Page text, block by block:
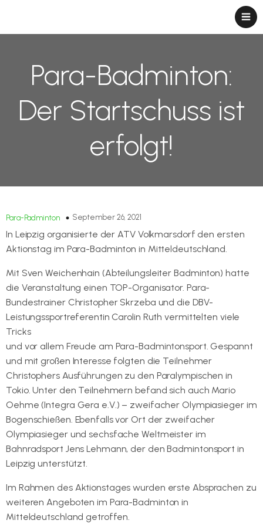
Para-Badminton:
Der Startschuss ist
erfolgt!
Para-Padminton September 26, 2021
In Leipzig organisierte der ATV Volkmarsdorf den ersten
Aktionstag im Para-Badminton in Mitteldeutschland.
Mit Sven Weichenhain (Abteilungsleiter Badminton) hatte
die Veranstaltung einen TOP-Organisator. Para-
Bundestrainer Christopher Skrzeba und die DBV-
Leistungssportreferentin Carolin Ruth vermittelten viele
Tricks
und vor allem Freude am Para-Badmintonsport. Gespannt
und mit großen Interesse folgten die Teilnehmer
Christophers Ausführungen zu den Paralympischen in
Tokio. Unter den Teilnehmern befand sich auch Mario
Oehme (Integra Gera e.V.) – zweifacher Olympiasieger im
Bogenschießen. Ebenfalls vor Ort der zweifacher
Olympiasieger und sechsfache Weltmeister im
Bahnradsport Jens Lehmann, der den Badmintonsport in
Leipzig unterstützt.
Im Rahmen des Aktionstages wurden erste Absprachen zu
weiteren Angeboten im Para-Badminton in
Mitteldeutschland getroffen.